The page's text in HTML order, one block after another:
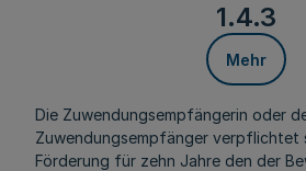
1.4.3
Mehr
Die Zuwendungsempfängerin oder
Zuwendungsempfänger verpflichtet
Förderung für zehn Jahre den der